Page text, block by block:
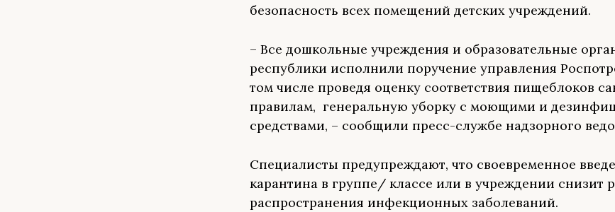
безопасность всех помещений детских учреждений.
– Все дошкольные учреждения и образовательные
республики исполнили поручение управления
том числе проведя оценку соответствия пищеблоков
правилам, генеральную уборку с моющими и
средствами, – сообщили пресс-службе надзорного
Специалисты предупреждают, что своевременное
карантина в группе/ классе или в учреждении снизит
распространения инфекционных заболеваний.